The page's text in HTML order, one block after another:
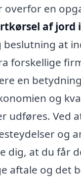
overfor en
af jord
beslutning at
forskellige
en
og
udføres. Ved
og
dig, at du får
aftale og det